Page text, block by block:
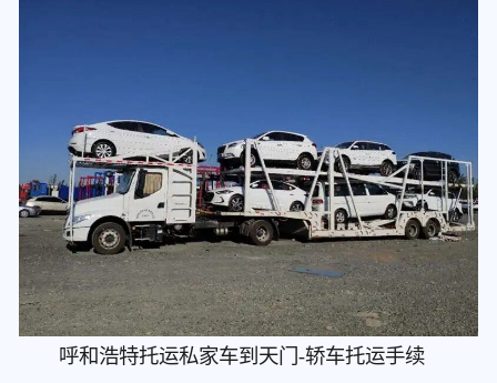
呼和浩特托运私家车到天门-轿车托运手续